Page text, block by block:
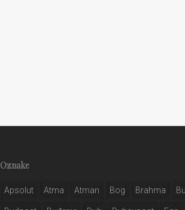
Oznake
Apsolut Atma Atman Bog Brahma